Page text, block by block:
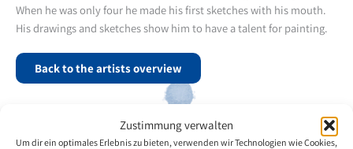
Zustimmung verwalten
Um dir ein optimales Erlebnis zu bieten, verwenden wir Technologien wie Cookies,
When he was only four he made his first sketches with his mouth.
His drawings and sketches show him to have a talent for painting.
Back to the artists overview